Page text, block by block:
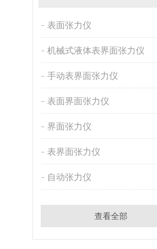
表面张力仪
机械式液体表界面张力仪
手动表界面张力仪
表面界面张力仪
界面张力仪
表界面张力仪
自动张力仪
查看全部